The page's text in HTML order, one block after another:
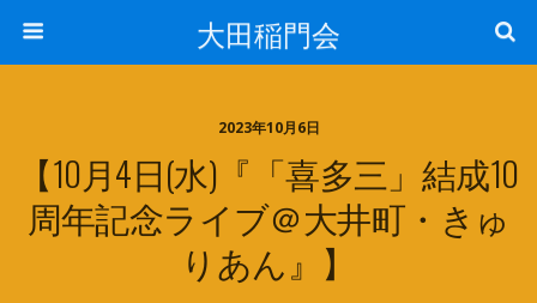
大田稲門会
2023年10月6日
【10月4日(水)『「喜多三」結成10
周年記念ライブ＠大井町・きゅ
りあん』】